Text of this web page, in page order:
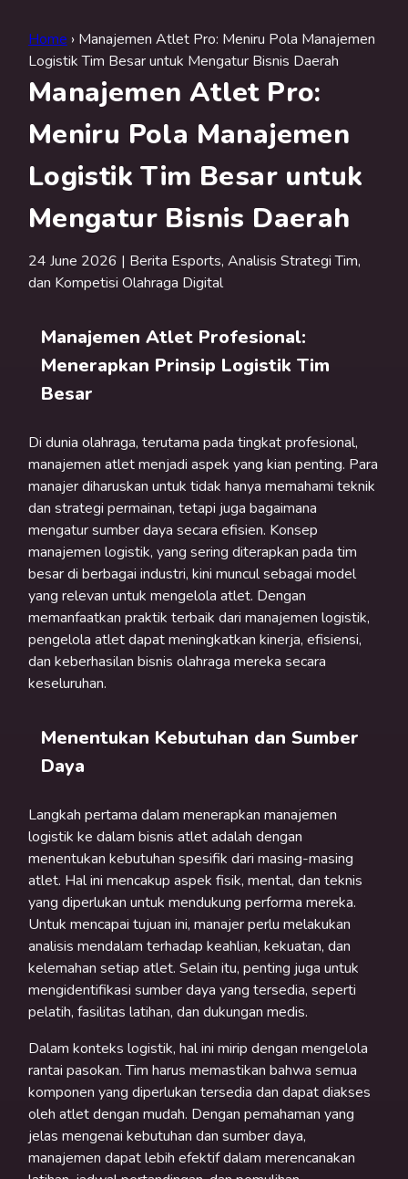
Home › Manajemen Atlet Pro: Meniru Pola Manajemen
Logistik Tim Besar untuk Mengatur Bisnis Daerah
Manajemen Atlet Pro:
Meniru Pola Manajemen
Logistik Tim Besar untuk
Mengatur Bisnis Daerah
24 June 2026 | Berita Esports, Analisis Strategi Tim,
dan Kompetisi Olahraga Digital
Manajemen Atlet Profesional:
Menerapkan Prinsip Logistik Tim
Besar
Di dunia olahraga, terutama pada tingkat profesional,
manajemen atlet menjadi aspek yang kian penting. Para
manajer diharuskan untuk tidak hanya memahami teknik
dan strategi permainan, tetapi juga bagaimana
mengatur sumber daya secara efisien. Konsep
manajemen logistik, yang sering diterapkan pada tim
besar di berbagai industri, kini muncul sebagai model
yang relevan untuk mengelola atlet. Dengan
memanfaatkan praktik terbaik dari manajemen logistik,
pengelola atlet dapat meningkatkan kinerja, efisiensi,
dan keberhasilan bisnis olahraga mereka secara
keseluruhan.
Menentukan Kebutuhan dan Sumber
Daya
Langkah pertama dalam menerapkan manajemen
logistik ke dalam bisnis atlet adalah dengan
menentukan kebutuhan spesifik dari masing-masing
atlet. Hal ini mencakup aspek fisik, mental, dan teknis
yang diperlukan untuk mendukung performa mereka.
Untuk mencapai tujuan ini, manajer perlu melakukan
analisis mendalam terhadap keahlian, kekuatan, dan
kelemahan setiap atlet. Selain itu, penting juga untuk
mengidentifikasi sumber daya yang tersedia, seperti
pelatih, fasilitas latihan, dan dukungan medis.
Dalam konteks logistik, hal ini mirip dengan mengelola
rantai pasokan. Tim harus memastikan bahwa semua
komponen yang diperlukan tersedia dan dapat diakses
oleh atlet dengan mudah. Dengan pemahaman yang
jelas mengenai kebutuhan dan sumber daya,
manajemen dapat lebih efektif dalam merencanakan